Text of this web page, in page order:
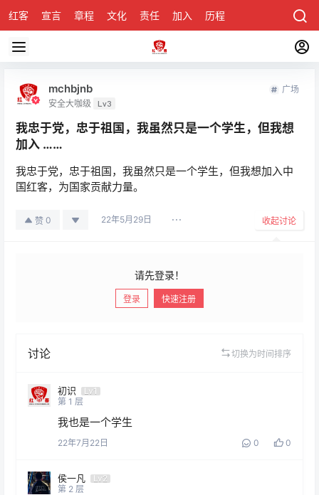
红客 宣言 章程 文化 责任 加入 历程 关于
mchbjnb
安全大咖级 Lv3
广场
我忠于党，忠于祖国，我虽然只是一个学生，但我想
加入 ……
我忠于党，忠于祖国，我虽然只是一个学生，但我想加入中
国红客，为国家贡献力量。
赞 0 22年5月29日 收起讨论
请先登录！
登录 快速注册
讨论 切换为时间排序
初识
Lv1
第 1 层
我也是一个学生
22年7月22日 0 0
侯一凡
Lv2
第 2 层